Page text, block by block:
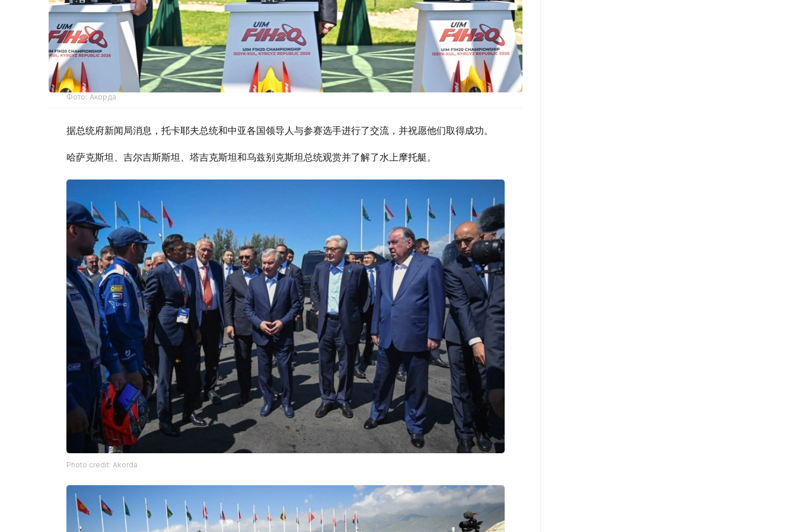
Фото: Акорда
据总统府新闻局消息，托卡耶夫总统和中亚各国领导人与参赛选手进行了交流，并祝愿他们取得成功。
哈萨克斯坦、吉尔吉斯斯坦、塔吉克斯坦和乌兹别克斯坦总统观赏并了解了水上摩托艇。
Photo credit: Akorda